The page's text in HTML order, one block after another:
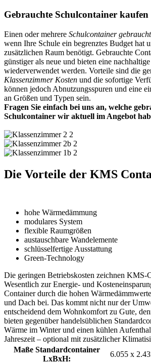
Gebrauchte Schulcontainer kaufen
Einen oder mehrere Schulcontainer
wenn Ihre Schule ein begrenztes Budget hat
zusätzlichen Raum benötigt. Gebrauchte
günstiger als neue und bieten eine
wiederverwendet werden. Vorteile sind die
Klassenzimmer Kosten und die sofortige
können jedoch Abnutzungsspuren und eine
an Größen und Typen sein.
Fragen Sie einfach bei uns an, welche
Schulcontainer wir aktuell im Angebot
Die Vorteile der KMS
hohe Wärmedämmung
modulares System
flexible Raumgrößen
austauschbare Wandelemente
schlüsselfertige Ausstattung
Green-Technology
Die geringen Betriebskosten zeichnen KMS-
Wesentlich zur Energie- und
Container durch die hohen
und Dach bei. Das kommt nicht nur der
entscheidend dem Wohnkomfort zu Gute,
bieten gegenüber handelsüblichen
Wärme im Winter und einen kühlen
Jahreszeit – optional mit zusätzlicher
Maße Standardcontainer
LxBxH:
6.055 x